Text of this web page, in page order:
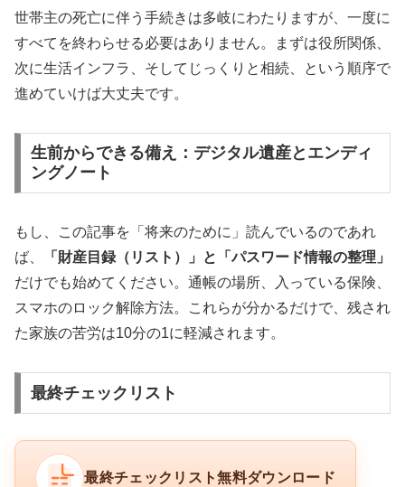
世帯主の死亡に伴う手続きは多岐にわたりますが、一度に
すべてを終わらせる必要はありません。まずは役所関係、
次に生活インフラ、そしてじっくりと相続、という順序で
進めていけば大丈夫です。
生前からできる備え：デジタル遺産とエンディ
ングノート
もし、この記事を「将来のために」読んでいるのであれ
ば、
「財産目録（リスト）」と「パスワード情報の整理」
だけでも始めてください。通帳の場所、入っている保険、
スマホのロック解除方法。これらが分かるだけで、残され
た家族の苦労は10分の1に軽減されます。
最終チェックリスト
最終チェックリスト無料ダウンロード